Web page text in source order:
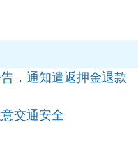
，通知遣返押金退款
交通安全